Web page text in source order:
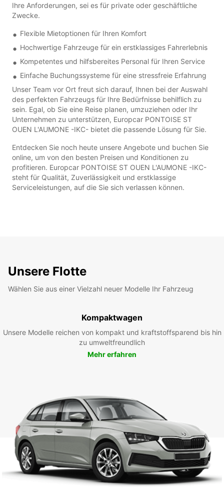
Ihre Anforderungen, sei es für private oder geschäftliche
Zwecke.
Flexible Mietoptionen für Ihren Komfort
Hochwertige Fahrzeuge für ein erstklassiges Fahrerlebnis
Kompetentes und hilfsbereites Personal für Ihren Service
Einfache Buchungssysteme für eine stressfreie Erfahrung
Unser Team vor Ort freut sich darauf, Ihnen bei der Auswahl
des perfekten Fahrzeugs für Ihre Bedürfnisse behilflich zu
sein. Egal, ob Sie eine Reise planen, umzuziehen oder Ihr
Unternehmen zu unterstützen, Europcar PONTOISE ST
OUEN L'AUMONE -IKC- bietet die passende Lösung für Sie.
Entdecken Sie noch heute unsere Angebote und buchen Sie
online, um von den besten Preisen und Konditionen zu
profitieren. Europcar PONTOISE ST OUEN L'AUMONE -IKC-
steht für Qualität, Zuverlässigkeit und erstklassige
Serviceleistungen, auf die Sie sich verlassen können.
Unsere Flotte
Wählen Sie aus einer Vielzahl neuer Modelle Ihr Fahrzeug
Kompaktwagen
Unsere Modelle reichen von kompakt und kraftstoffsparend bis hin
zu umweltfreundlich
Mehr erfahren